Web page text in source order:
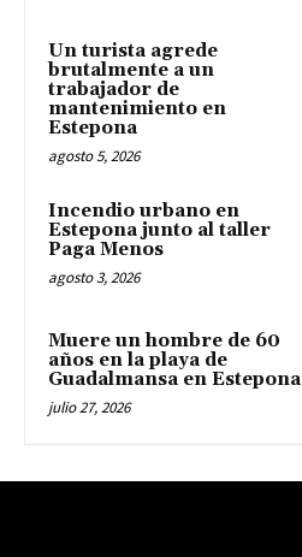
Un turista agrede
brutalmente a un
trabajador de
mantenimiento en
Estepona
agosto 5, 2026
Incendio urbano en
Estepona junto al taller
Paga Menos
agosto 3, 2026
Muere un hombre de 60
años en la playa de
Guadalmansa en Estepona
julio 27, 2026